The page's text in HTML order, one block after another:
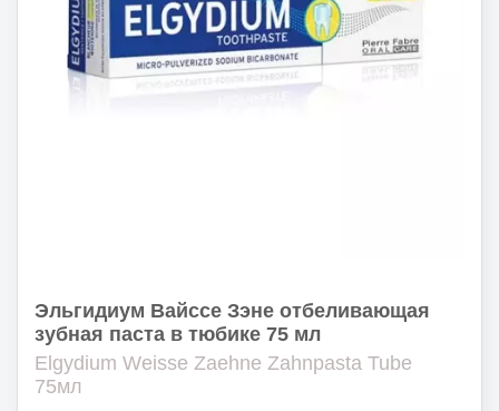
Эльгидиум Вайссе Зэне отбеливающая
зубная паста в тюбике 75 мл
Elgydium Weisse Zaehne Zahnpasta Tube
75мл